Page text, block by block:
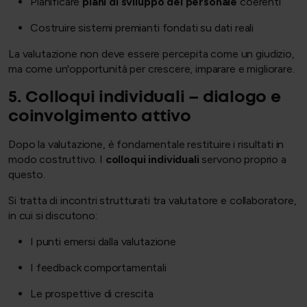
Costruire sistemi premianti fondati su dati reali
La valutazione non deve essere percepita come un giudizio,
ma come un'opportunità per crescere, imparare e migliorare.
5. Colloqui individuali – dialogo e
coinvolgimento attivo
Dopo la valutazione, è fondamentale restituire i risultati in
modo costruttivo. I colloqui individuali servono proprio a
questo.
Si tratta di incontri strutturati tra valutatore e collaboratore,
in cui si discutono:
I punti emersi dalla valutazione
I feedback comportamentali
Le prospettive di crescita